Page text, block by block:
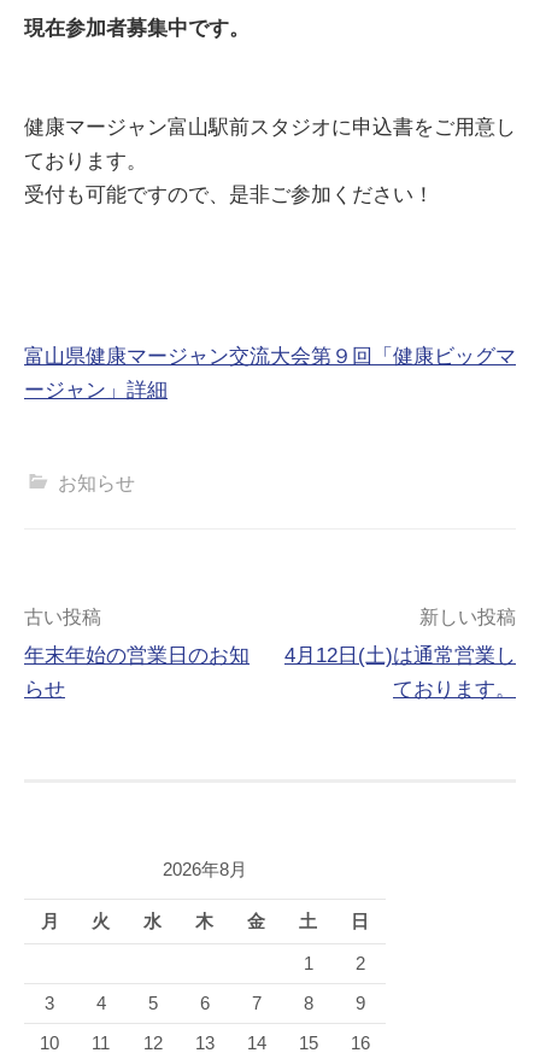
現在参加者募集中です。
健康マージャン富山駅前スタジオに申込書をご用意し
ております。
受付も可能ですので、 是非ご参加ください！
富山県健康マージャン交流大会第９回「健康ビッグマ
ージャン」詳細
お知らせ
投
稿
シ
ョ
ン
古い投稿
年末年始の営業日のお知
らせ
新しい投稿
4月12日(土)は通常営業し
ております。
2026年8月
月 火 水 木 金 土 日
1 2
3 4 5 6 7 8 9
10 11 12 13 14 15 16